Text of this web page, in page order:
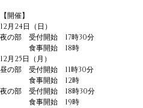
【開催】
12月24日（日）
夜の部　受付開始　17時30分
食事開始　18時
12月25日（月）
昼の部　受付開始　11時30分
食事開始　12時
夜の部　受付開始　18時30分
食事開始　19時